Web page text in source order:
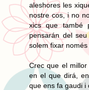
aleshores les
nostre cos, i no
xics que també
pensarán del
solem fixar
Crec que el
en el que dirá,
que ens fa gaudi i